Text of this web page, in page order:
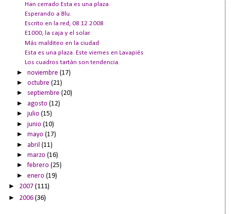
Han cerrado Esta es una plaza.
Esperando a Blu.
Escrito en la red, 08.12.2008
E1000, la caja y el solar.
Más malditeo en la ciudad
Esta es una plaza. Este viernes en Lavapiés
Los cuadros tartán son tendencia.
►noviembre(17)
►octubre(21)
► septiembre(20)
► agosto(12)
►julio(15)
►junio(10)
►mayo(17)
► abril(11)
►marzo(16)
►febrero(25)
►enero(19)
► 2007 (111)
► 2006 (36)